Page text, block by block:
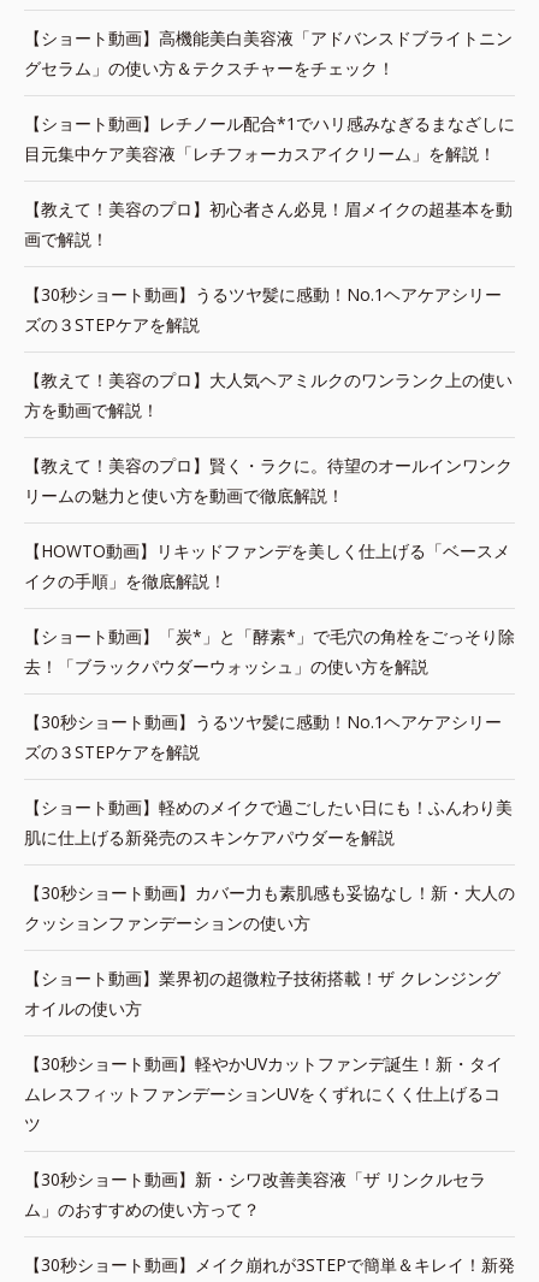
【ショート動画】高機能美白美容液「アドバンスドブライトニン
グセラム」の使い方＆テクスチャーをチェック！
【ショート動画】レチノール配合*1でハリ感みなぎるまなざしに
目元集中ケア美容液「レチフォーカスアイクリーム」を解説！
【教えて！美容のプロ】初心者さん必見！眉メイクの超基本を動
画で解説！
【30秒ショート動画】うるツヤ髪に感動！No.1ヘアケアシリー
ズの３STEPケアを解説
【教えて！美容のプロ】大人気ヘアミルクのワンランク上の使い
方を動画で解説！
【教えて！美容のプロ】賢く・ラクに。待望のオールインワンク
リームの魅力と使い方を動画で徹底解説！
【HOWTO動画】リキッドファンデを美しく仕上げる「ベースメ
イクの手順」を徹底解説！
【ショート動画】「炭*」と「酵素*」で毛穴の角栓をごっそり除
去！「ブラックパウダーウォッシュ」の使い方を解説
【30秒ショート動画】うるツヤ髪に感動！No.1ヘアケアシリー
ズの３STEPケアを解説
【ショート動画】軽めのメイクで過ごしたい日にも！ふんわり美
肌に仕上げる新発売のスキンケアパウダーを解説
【30秒ショート動画】カバー力も素肌感も妥協なし！新・大人の
クッションファンデーションの使い方
【ショート動画】業界初の超微粒子技術搭載！ザ クレンジング
オイルの使い方
【30秒ショート動画】軽やかUVカットファンデ誕生！新・タイ
ムレスフィットファンデーションUVをくずれにくく仕上げるコ
ツ
【30秒ショート動画】新・シワ改善美容液「ザ リンクルセラ
ム」のおすすめの使い方って？
【30秒ショート動画】メイク崩れが3STEPで簡単＆キレイ！新発